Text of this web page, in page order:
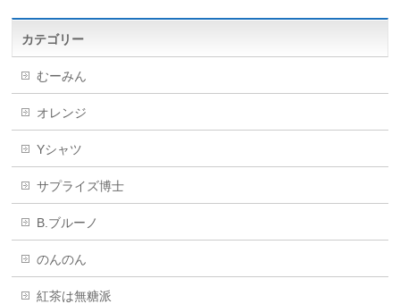
カテゴリー
むーみん
オレンジ
Yシャツ
サプライズ博士
B.ブルーノ
のんのん
紅茶は無糖派